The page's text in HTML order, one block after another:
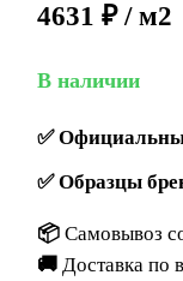
4631 ₽ / м2
В наличии
✅
✅Образцы
📦 Самовывоз
🚚 Доставка по